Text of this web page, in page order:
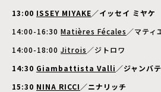
13:00 ISSEY MIYAKE／イッセイ ミヤケ
14:00-16:30 Matières Fécales ／マティ
14:00-18:00 Jitrois ／ジトロワ
14:30 Giambattista Valli ／ジャンバ
15:30 NINA RICCI ／ニナリッチ